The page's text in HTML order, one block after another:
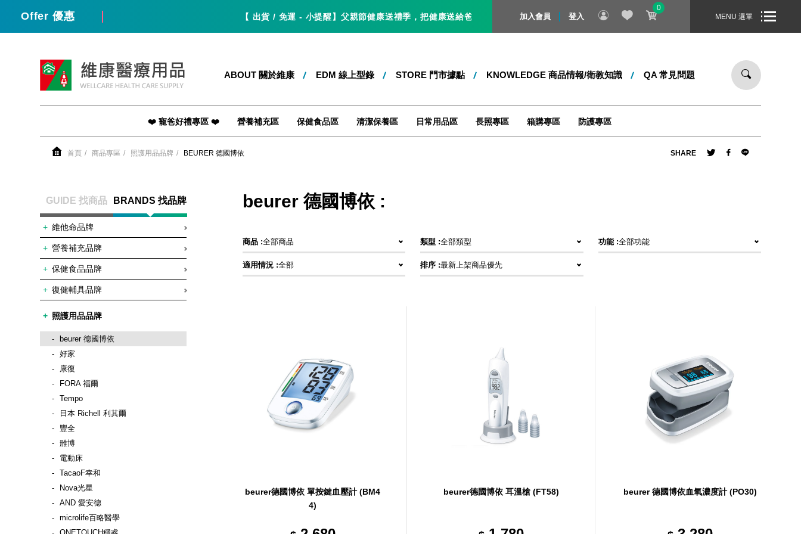
Offer 優惠 【 出貨 / 免運 - 小提醒】父親節健康送禮季，把健康送給爸爸，就是最好的父親節禮物！即日起 ～ 8/31 止，全站消費滿 1000 元，即享免運宅
加入會員 登入
0
MENU 選單
ABOUT 關於維康
EDM 線上型錄 STORE 門市據點 KNOWLEDGE 商品情報/衛教知識 QA 常見問題
❤️ 寵爸好禮專區 ❤️ 營養補充區 保健食品區 清潔保養區 日常用品區 長照專區 箱購專區 防護專區
首頁 商品專區 照護用品品牌 BEURER 德國博依 SHARE
GUIDE 找商品 BRANDS 找品牌
維他命品牌
營養補充品牌
保健食品品牌
復健輔具品牌
照護用品品牌
beurer 德國博依
好家
康復
FORA 福爾
Tempo
日本 Richell 利其爾
豐全
雃博
電動床
TacaoF幸和
Nova光星
AND 愛安德
microlife百略醫學
beurer 德國博依 :
商品 :全部商品 類型 :全部類型 功能 :全部功能
適用情況 :全部 排序 :最新上架商品優先
beurer德國博依 單按鍵血壓計 (BM4
4)
beurer德國博依 耳溫槍 (FT58) beurer 德國博依血氧濃度計 (PO30)